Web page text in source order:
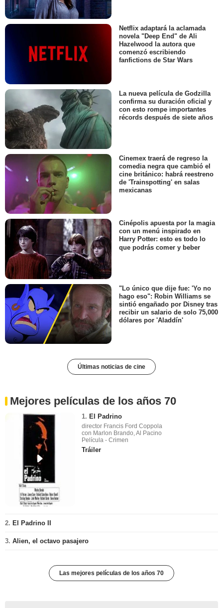
Netflix adaptará la aclamada
novela "Deep End" de Ali
Hazelwood la autora que
comenzó escribiendo
fanfictions de Star Wars
La nueva película de Godzilla
confirma su duración oficial y
con esto rompe importantes
récords después de siete años
Cinemex traerá de regreso la
comedia negra que cambió el
cine británico: habrá reestreno
de 'Trainspotting' en salas
mexicanas
Cinépolis apuesta por la magia
con un menú inspirado en
Harry Potter: esto es todo lo
que podrás comer y beber
"Lo único que dije fue: 'Yo no
hago eso": Robin Williams se
sintió engañado por Disney tras
recibir un salario de solo 75,000
dólares por 'Aladdín'
Últimas noticias de cine
Mejores películas de los años 70
1. El Padrino
director Francis Ford Coppola
con Marlon Brando, Al Pacino
Película - Crimen
Tráiler
2. El Padrino II
3. Alien, el octavo pasajero
Las mejores películas de los años 70